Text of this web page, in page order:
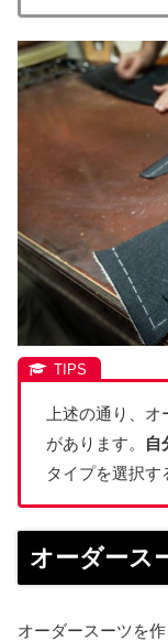
上述の通り、
があります。
自
タイプを選択す
オーダース
オーダースーツを